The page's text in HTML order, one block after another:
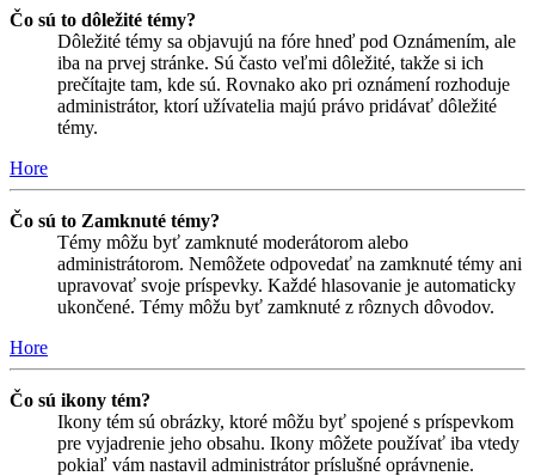
Čo sú to dôležité témy?
Dôležité témy sa objavujú na fóre hneď pod Oznámením, ale
iba na prvej stránke. Sú často veľmi dôležité, takže si ich
prečítajte tam, kde sú. Rovnako ako pri oznámení rozhoduje
administrátor, ktorí užívatelia majú právo pridávať dôležité
témy.
Hore
Čo sú to Zamknuté témy?
Témy môžu byť zamknuté moderátorom alebo
administrátorom. Nemôžete odpovedať na zamknuté témy ani
upravovať svoje príspevky. Každé hlasovanie je automaticky
ukončené. Témy môžu byť zamknuté z rôznych dôvodov.
Hore
Čo sú ikony tém?
Ikony tém sú obrázky, ktoré môžu byť spojené s príspevkom
pre vyjadrenie jeho obsahu. Ikony môžete používať iba vtedy
pokiaľ vám nastavil administrátor príslušné oprávnenie.